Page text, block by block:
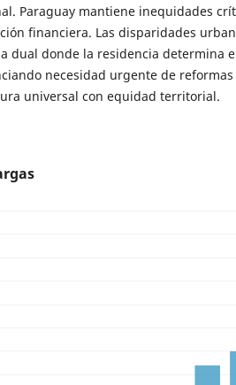
Paraguay mantiene inequidades
financiera. Las disparidades
dual donde la residencia determina
necesidad urgente de
universal con equidad territorial.